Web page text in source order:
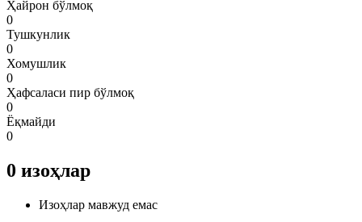
Ҳайрон бўлмоқ
0
Тушкунлик
0
Хомушлик
0
Ҳафсаласи пир бўлмоқ
0
Ёқмайди
0
0 изоҳлар
Изоҳлар мавжуд емас